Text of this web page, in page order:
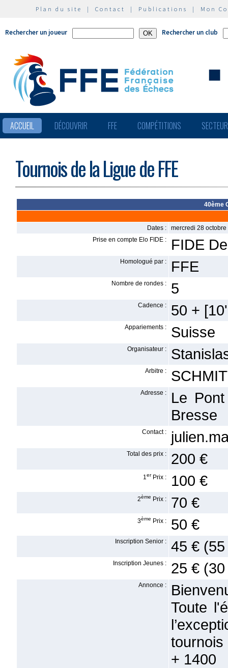
Plan du site | Contact | Publications | Mon
Rechercher un joueur Rechercher un club
ACCUEIL DÉCOUVRIR FFE COMPÉTITIONS
Tournois de la Ligue de FFE
40ème
Dates :
mercredi 28
Prise en compte Elo FIDE :
FIDE
Homologué par : FFE
Nombre de rondes : 5
Cadence : 50 +
Appariements : Suisse
Organisateur :
Arbitre :
Adresse :
Le
Bresse
Contact :
Total des prix : 200 €
1er Prix : 100 €
2ème Prix : 70 €
3ème Prix : 50 €
Inscription Senior : 45 €
Inscription Jeunes : 25 €
Annonce :
Toute
+ 1400